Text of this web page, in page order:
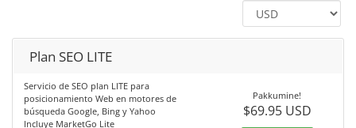
Plan SEO LITE
Servicio de SEO plan LITE para
posicionamiento Web en motores de
búsqueda Google, Bing y Yahoo
Incluye MarketGo Lite
Pakkumine!
$69.95 USD